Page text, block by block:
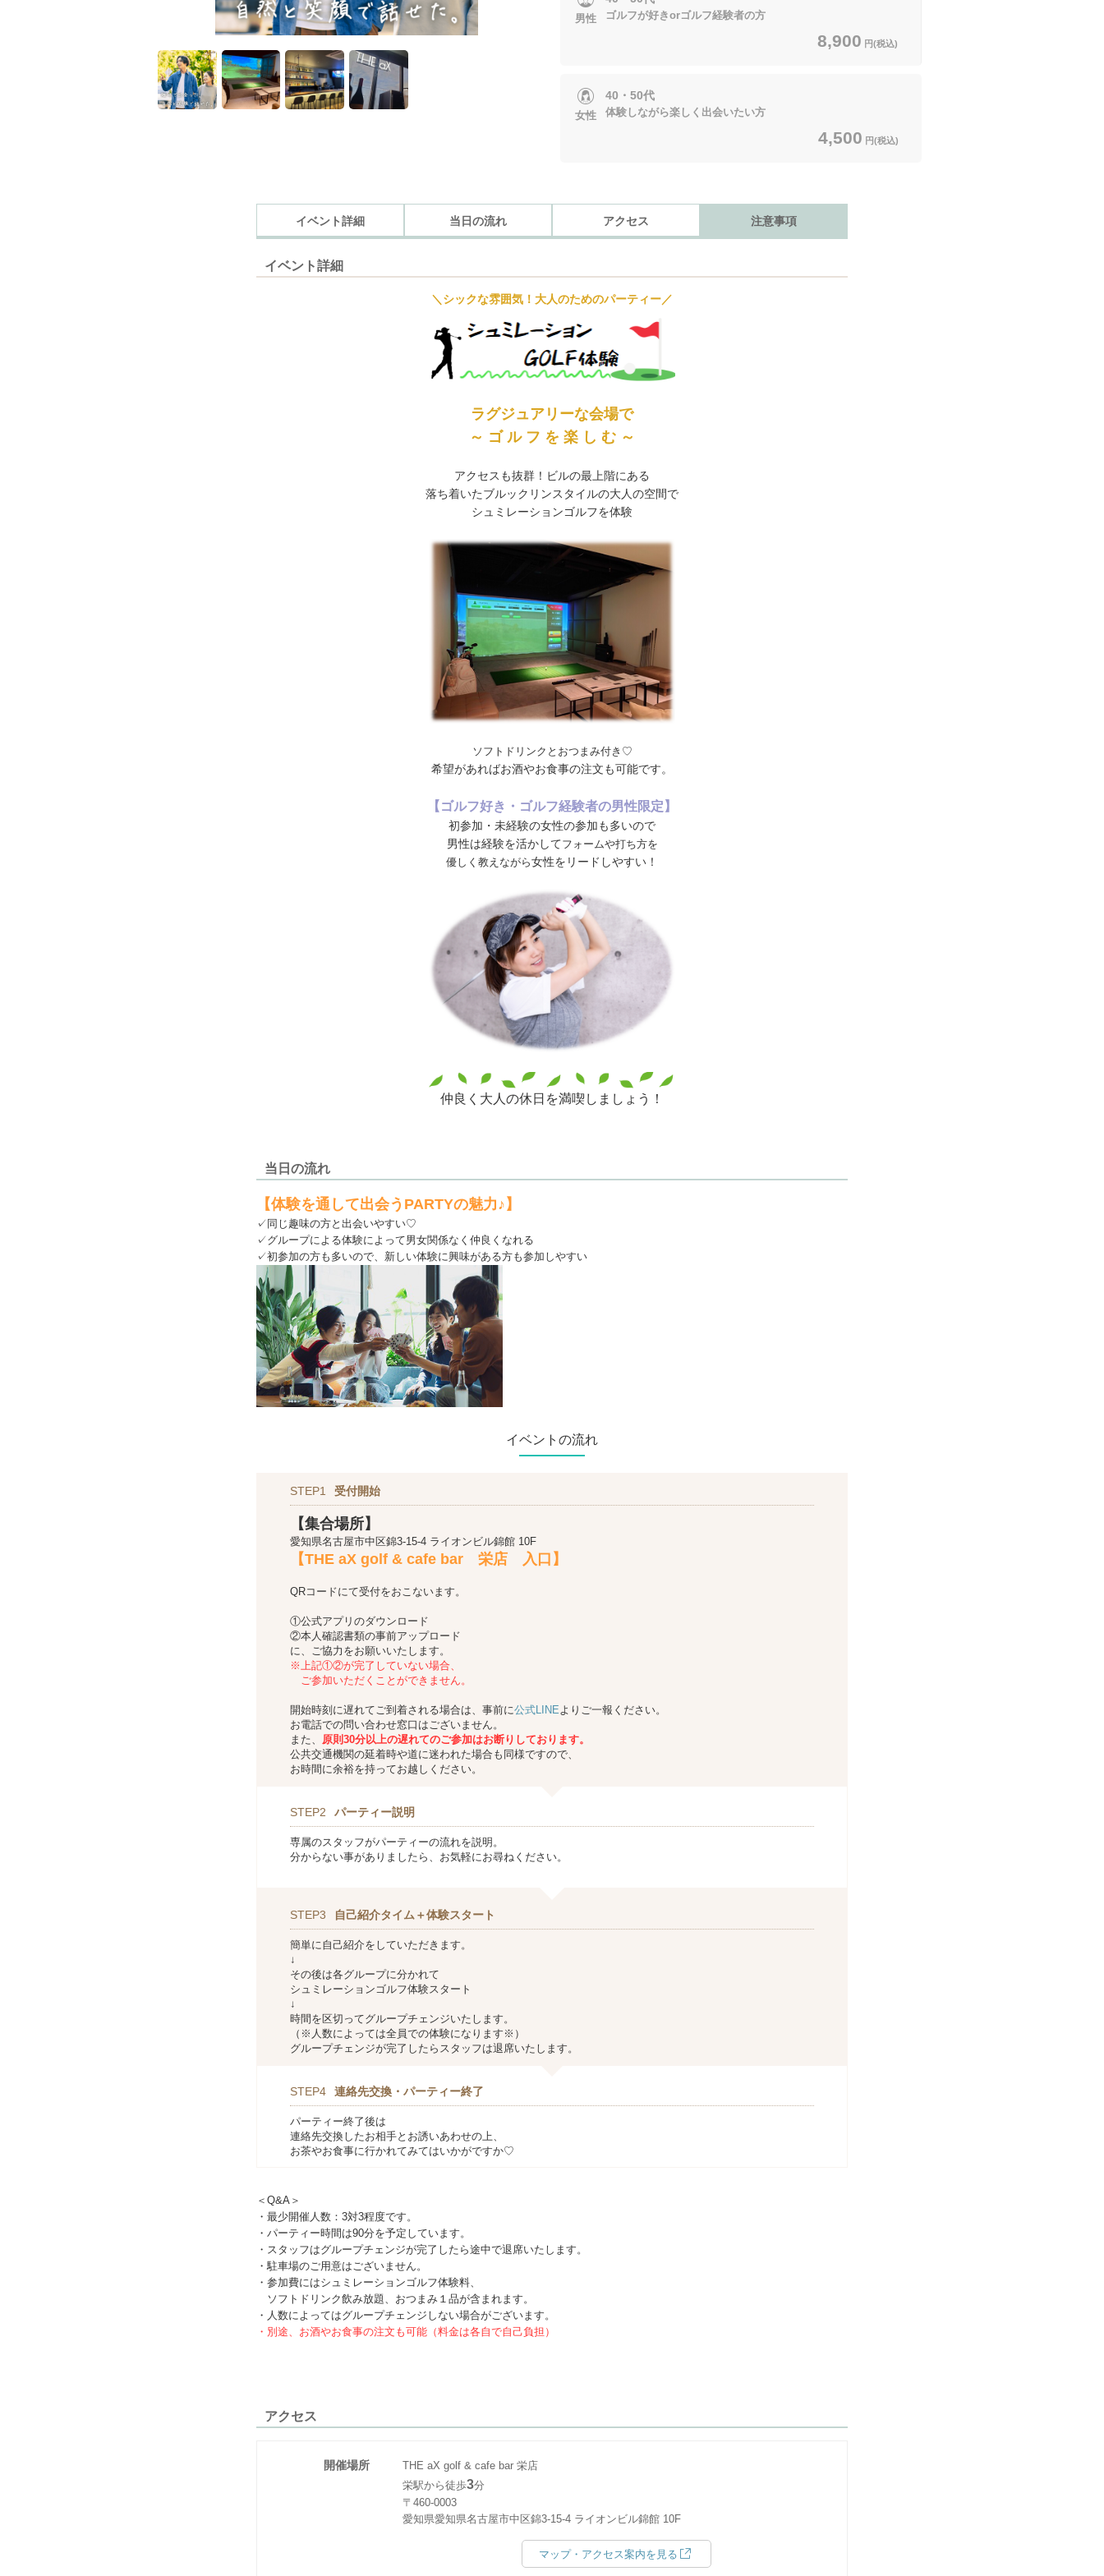
男性 ゴルフが好きorゴルフ経験者の方
8,900 円(税込)
女性
40・50代
体験しながら楽しく出会いたい方
4,500 円(税込)
イベント詳細 当日の流れ アクセス 注意事項
イベント詳細
＼シックな雰囲気！大人のためのパーティー／
ラグジュアリーな会場で
～ ゴ ル フ を 楽 し む ～
アクセスも抜群！ビルの最上階にある
落ち着いたブルックリンスタイルの大人の空間で
シュミレーションゴルフを体験
ソフトドリンクとおつまみ付き♡
希望があればお酒やお食事の注文も可能です。
【ゴルフ好き・ゴルフ経験者の男性限定】
初参加・未経験の女性の参加も多いので
男性は経験を活かしてフォームや打ち方を
優しく教えながら女性をリードしやすい！
仲良く大人の休日を満喫しましょう！
当日の流れ
【体験を通して出会うPARTYの魅力♪】
✓ 同じ趣味の方と出会いやすい♡
✓グループによる体験によって男女関係なく仲良くなれる
✓初参加の方も多いので、新しい体験に興味がある方も参加しやすい
イベントの流れ
STEP1 受付開始
【集合場所】
愛知県名古屋市中区錦3-15-4 ライオンビル錦館 10F
【THE aX golf & cafe bar 栄店 入口】
QRコードにて受付をおこないます。
①公式アプリのダウンロード
②本人確認書類の事前アップロード
に、ご協力をお願いいたします。
※上記①②が完了していない場合、
ご参加いただくことができません。
開始時刻に遅れてご到着される場合は、事前に公式LINEよりご一報ください。
お電話での問い合わせ窓口はございません。
また、 原則30分以上の遅れてのご参加はお断りしております。
公共交通機関の延着時や道に迷われた場合も同様ですので、
お時間に余裕を持ってお越しください。
STEP2 パーティー説明
専属のスタッフがパーティーの流れを説明。
分からない事がありましたら、お気軽にお尋ねください。
STEP3 自己紹介タイム＋体験スタート
簡単に自己紹介をしていただきます。
↓
その後は各グループに分かれて
シュミレーションゴルフ体験スタート
↓
時間を区切ってグループチェンジいたします。
（※人数によっては全員での体験になります※）
グループチェンジが完了したらスタッフは退席いたします。
STEP4 連絡先交換・パーティー終了
パーティー終了後は
連絡先交換したお相手とお誘いあわせの上、
お茶やお食事に行かれてみてはいかがですか♡
＜Q&A＞
・最少開催人数：3対3程度です。
・パーティー時間は90分を予定しています。
・スタッフはグループチェンジが完了したら途中で退席いたします。
・駐車場のご用意はございません。
・参加費にはシュミレーションゴルフ体験料、
ソフトドリンク飲み放題、おつまみ１品が含まれます。
・人数によってはグループチェンジしない場合がございます。
・別途、お酒やお食事の注文も可能（料金は各自で自己負担）
アクセス
開催場所
THE aX golf & cafe bar 栄店
栄駅から徒歩3分
〒460-0003
愛知県愛知県名古屋市中区錦3-15-4 ライオンビル錦館 10F
マップ・アクセス案内を見る